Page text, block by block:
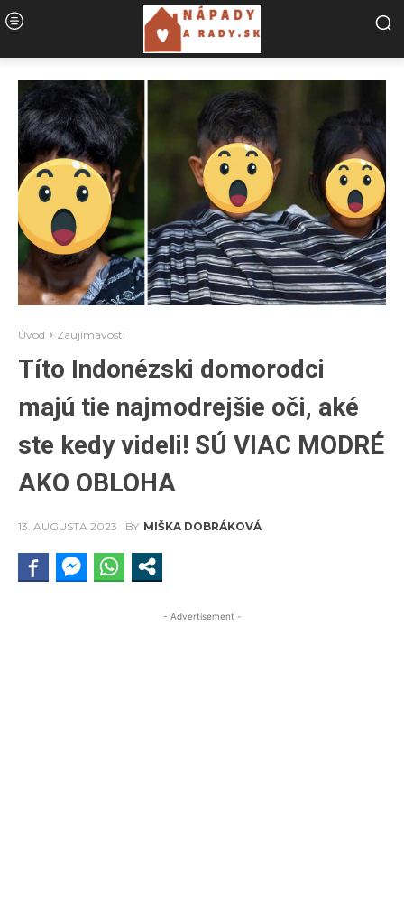
Úvod Zaujímavosti
Títo Indonézski domorodci
majú tie najmodrejšie oči, aké
ste kedy videli! SÚ VIAC MODRÉ
AKO OBLOHA
13. AUGUSTA 2023 BY MIŠKA DOBRÁKOVÁ
- Advertisement -